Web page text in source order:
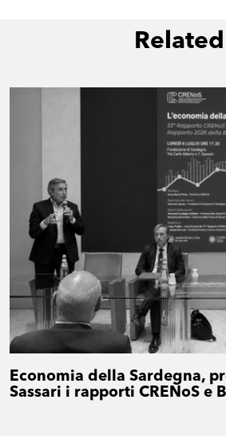
Related
Economia della Sardegna,
Sassari i rapporti CRENoS e